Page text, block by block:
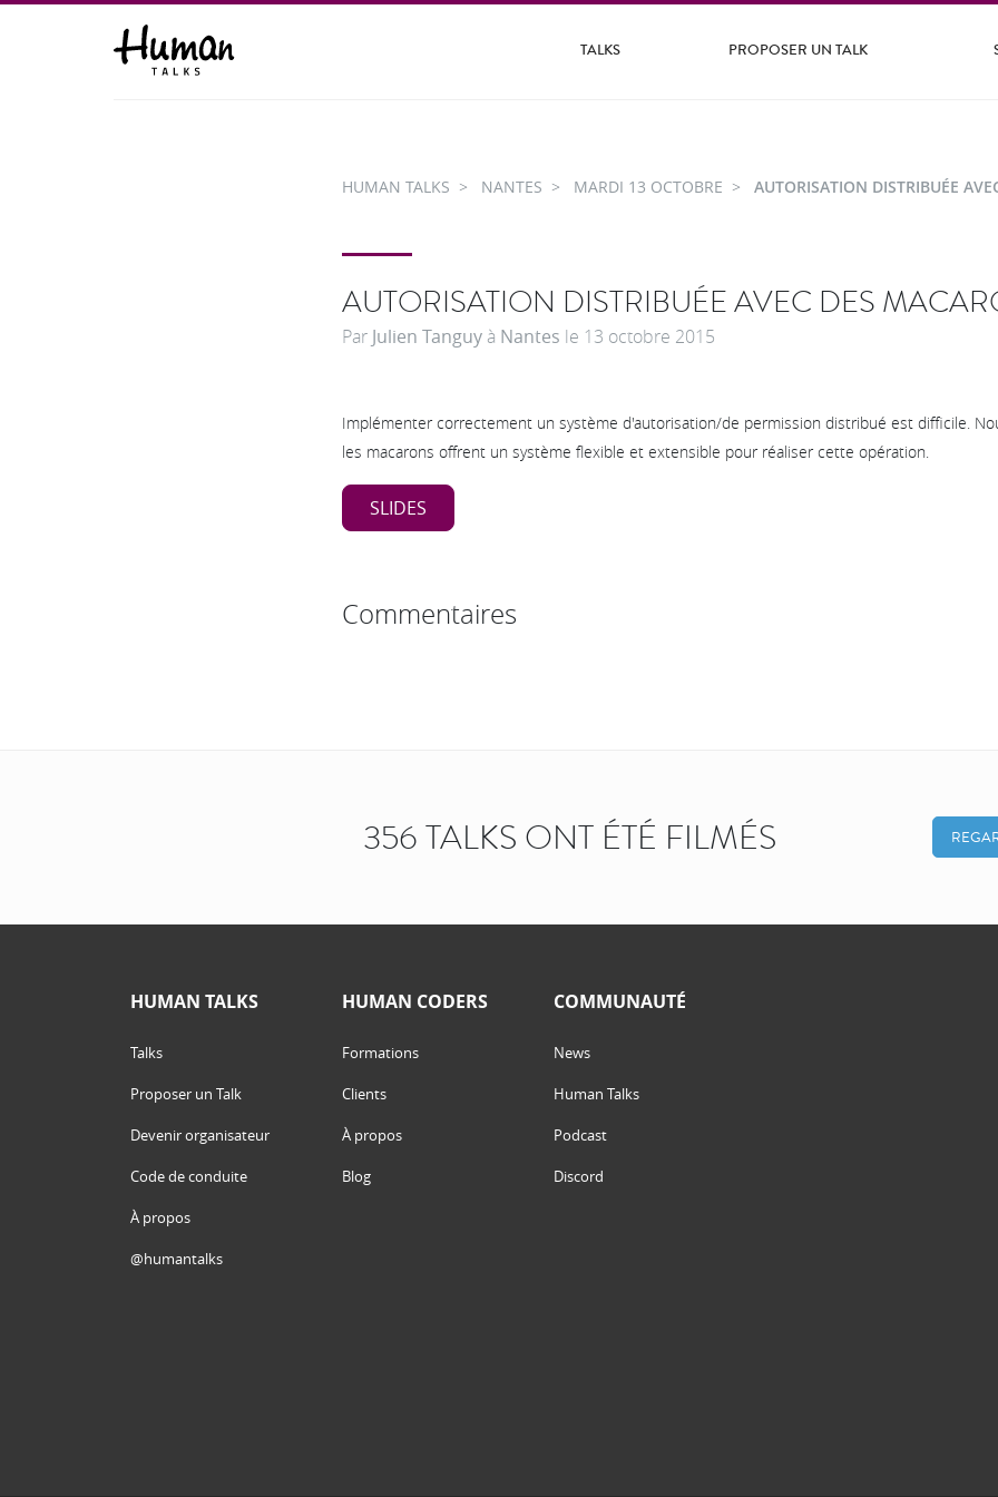
TALKS PROPOSER UN TALK
HUMAN TALKS NANTES MARDI 13 OCTOBRE AUTORISATION DISTRIBUÉE
AUTORISATION DISTRIBUÉE AVEC DES
Par Julien Tanguy à Nantes le 13 octobre 2015
Implémenter correctement un système d'autorisation/de permission distribué est difficile.
les macarons offrent un système flexible et extensible pour réaliser cette opération.
SLIDES
Commentaires
356 TALKS ONT ÉTÉ FILMÉS
HUMAN TALKS
Talks
Proposer un Talk
Devenir organisateur
Code de conduite
À propos
@humantalks
HUMAN CODERS
Formations
Clients
À propos
Blog
COMMUNAUTÉ
News
Human Talks
Podcast
Discord